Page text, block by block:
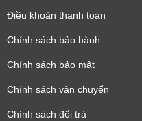
Điều khoản thanh toán
Chính sách bảo hành
Chính sách bảo mật
Chính sách vận chuyển
Chính sách đổi trả